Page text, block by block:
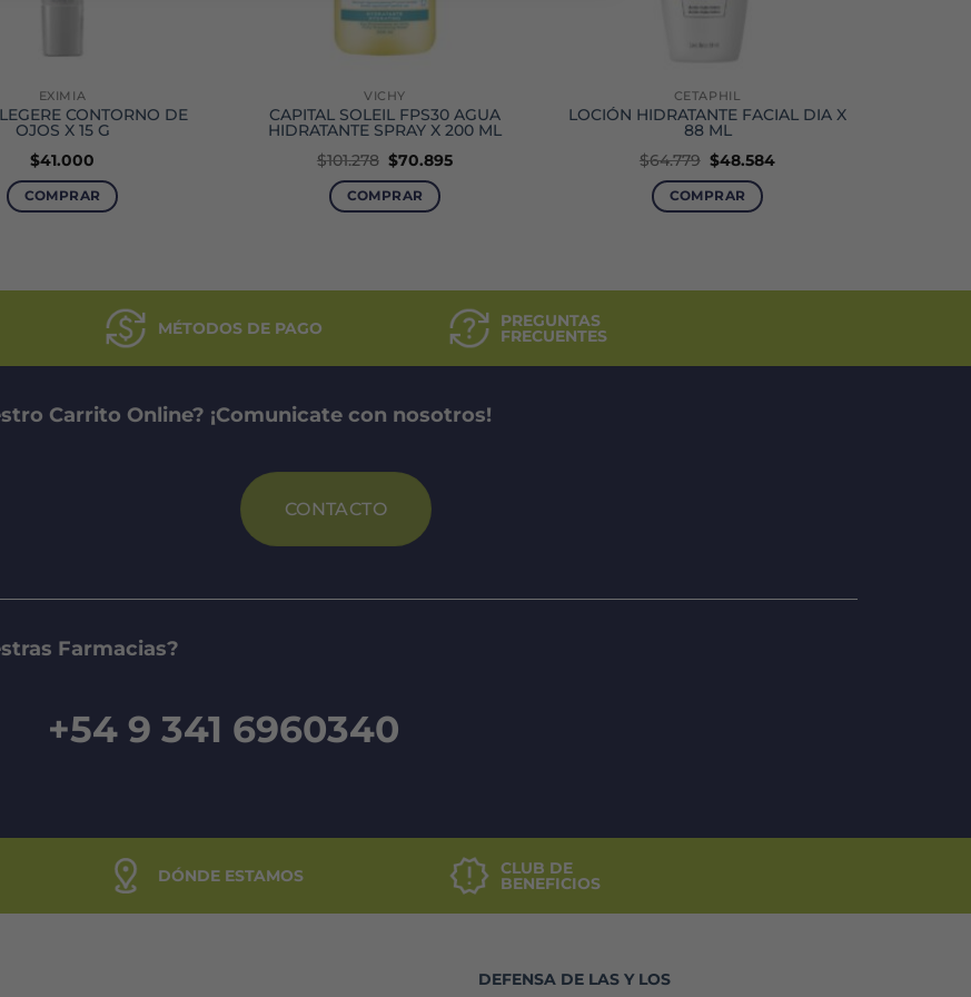
EXIMIA
CONTORNO DE
OJOS X 15 G
$41.000
COMPRAR
VICHY
CAPITAL SOLEIL FPS30 AGUA
HIDRATANTE SPRAY X 200 ML
$101.278 El
precio
original
era:
$70.895El
COMPRAR
CETAPHIL
LOCIÓN HIDRATANTE FACIAL DIA X
88 ML
$64.779 El
precio
original
era:
$48.584El
COMPRAR
MÉTODOS DE PAGO PREGUNTAS
FRECUENTES
Carrito Online? ¡Comunicate con nosotros!
CONTACTO
Farmacias?
+54 9 341 6960340
DÓNDE ESTAMOS CLUB DE
BENEFICIOS
DEFENSA DE LAS Y LOS